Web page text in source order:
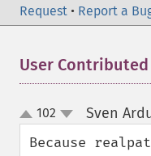
Request • Report a
User
up
down
102 Sven
Because